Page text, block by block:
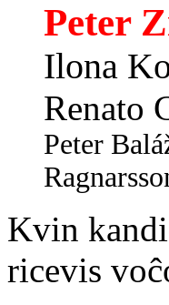
Peter
Ilona
Renato
Peter
Kvin
ricevis